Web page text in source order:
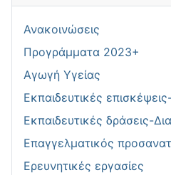
Ανακοινώσεις
Προγράμματα 2023+
Αγωγή Υγείας
Εκπαιδευτικές
Εκπαιδευτικές δράσεις-
Επαγγελματικός
Ερευνητικές εργασίες